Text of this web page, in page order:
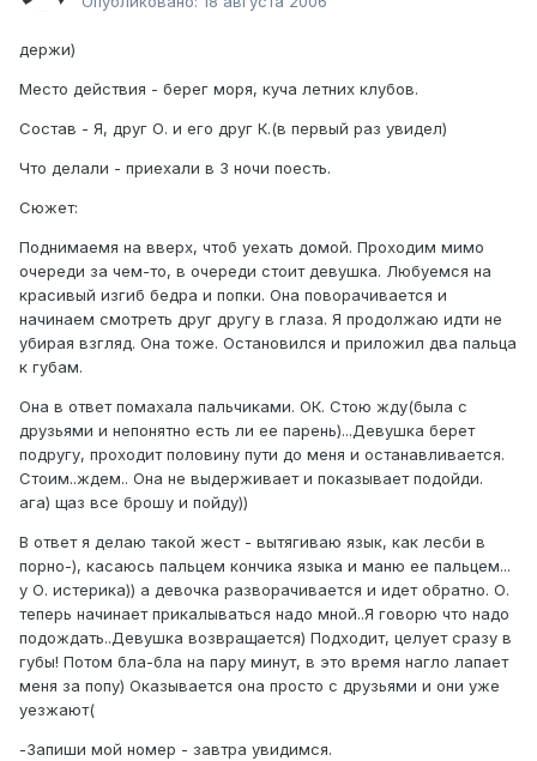
держи)
Место действия - берег моря, куча летних клубов.
Состав - Я, друг О. и его друг К.(в первый раз увидел)
Что делали - приехали в 3 ночи поесть.
Сюжет:
Поднимаемя на вверх, чтоб уехать домой. Проходим мимо
очереди за чем-то, в очереди стоит девушка. Любуемся на
красивый изгиб бедра и попки. Она поворачивается и
начинаем смотреть друг другу в глаза. Я продолжаю идти не
убирая взгляд. Она тоже. Остановился и приложил два пальца
к губам.
Она в ответ помахала пальчиками. ОК. Стою жду(была с
друзьями и непонятно есть ли ее парень)...Девушка берет
подругу, проходит половину пути до меня и останавливается.
Стоим..ждем.. Она не выдерживает и показывает подойди.
ага) щаз все брошу и пойду))
В ответ я делаю такой жест - вытягиваю язык, как лесби в
порно-), касаюсь пальцем кончика языка и маню ее пальцем...
у О. истерика)) а девочка разворачивается и идет обратно. О.
теперь начинает прикалываться надо мной..Я говорю что надо
подождать..Девушка возвращается) Подходит, целует сразу в
губы! Потом бла-бла на пару минут, в это время нагло лапает
меня за попу) Оказывается она просто с друзьями и они уже
уезжают(
-Запиши мой номер - завтра увидимся.